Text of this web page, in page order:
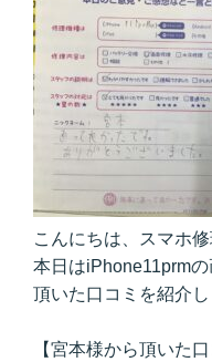
こんにちは、スマホ
本日はiPhone11prm
頂いた口コミを紹介し
【宮本様から頂いた口